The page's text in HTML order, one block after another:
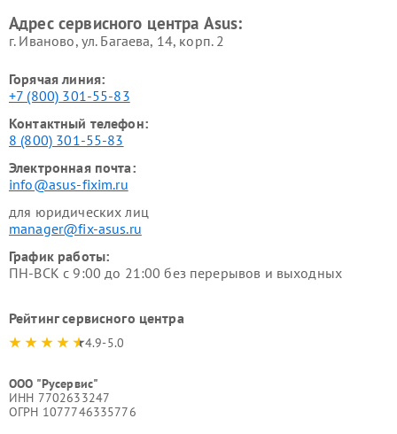
Адрес сервисного центра Asus:
г. Иваново, ул. Багаева, 14, корп. 2
Горячая линия:
+7 (800) 301-55-83
Контактный телефон:
8 (800) 301-55-83
Электронная почта:
info@asus-fixim.ru
для юридических лиц
manager@fix-asus.ru
График работы:
ПН-ВСК с 9:00 до 21:00 без перерывов и выходных
Рейтинг сервисного центра
4.9-5.0
ООО "Русервис"
ИНН 7702633247
ОГРН 1077746335776